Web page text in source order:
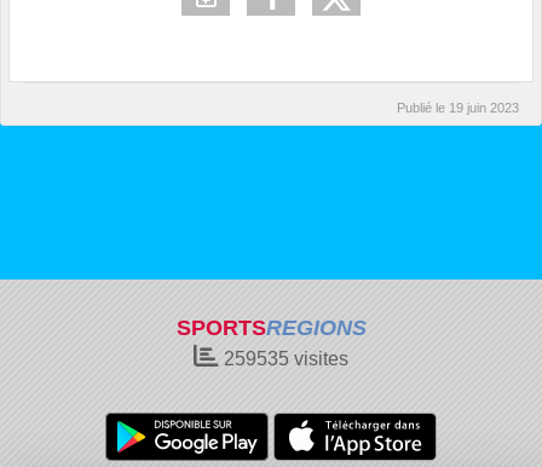
Publié le 19 juin 2023
SPORTSREGIONS
259535 visites